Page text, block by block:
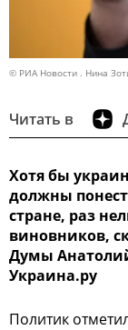
© РИА Новости . Нина
Читать в
Хотя бы
должны
стране, раз
виновников,
Думы
Украина.ру
Политик